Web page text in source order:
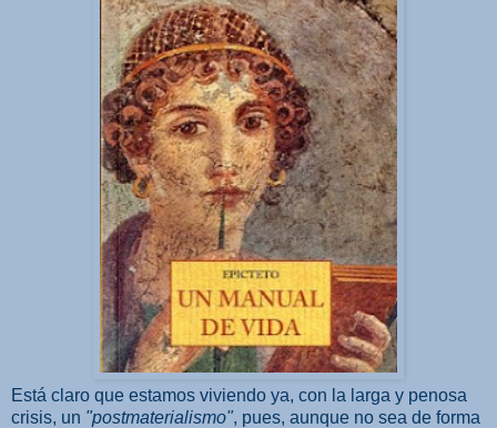
Está claro que estamos viviendo ya, con la larga y penosa
crisis, un "postmaterialismo", pues, aunque no sea de forma